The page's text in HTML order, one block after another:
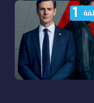
مشاهدة مسلسل CIA
الموسم الاول الحلقة 3
1